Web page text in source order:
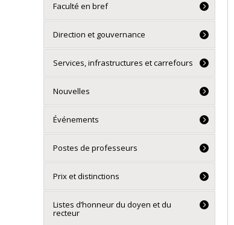
Faculté en bref
Direction et gouvernance
Services, infrastructures et carrefours
Nouvelles
Événements
Postes de professeurs
Prix et distinctions
Listes d’honneur du doyen et du
recteur